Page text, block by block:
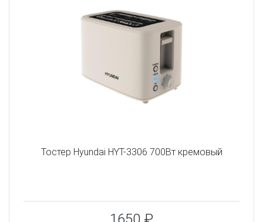
Тостер Hyundai HYT-3306 700Вт кремовый